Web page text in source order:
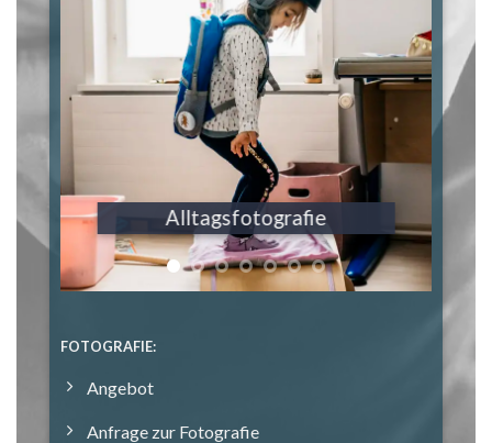
Alltagsfotografie
Familienfotografie
Festreportage
Einzelsession
Schwangerschaftsbilder
Tragebilder
Wochenbett- & Babyfotografie
FOTOGRAFIE:
Angebot
Anfrage zur Fotografie